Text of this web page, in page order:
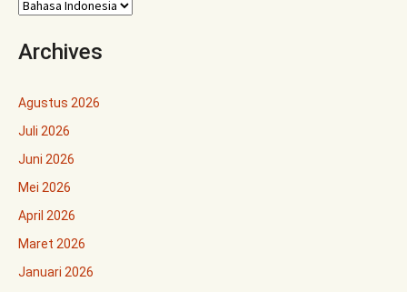
Archives
Agustus 2026
Juli 2026
Juni 2026
Mei 2026
April 2026
Maret 2026
Januari 2026